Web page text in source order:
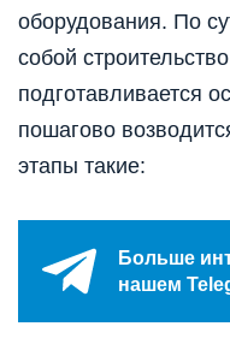
оборудования. По
собой
подготавливается
пошагово
этапы такие:
Больше
нашем